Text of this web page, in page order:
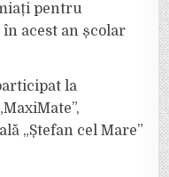
pentru
acest an școlar
la
„Ștefan cel Mare”